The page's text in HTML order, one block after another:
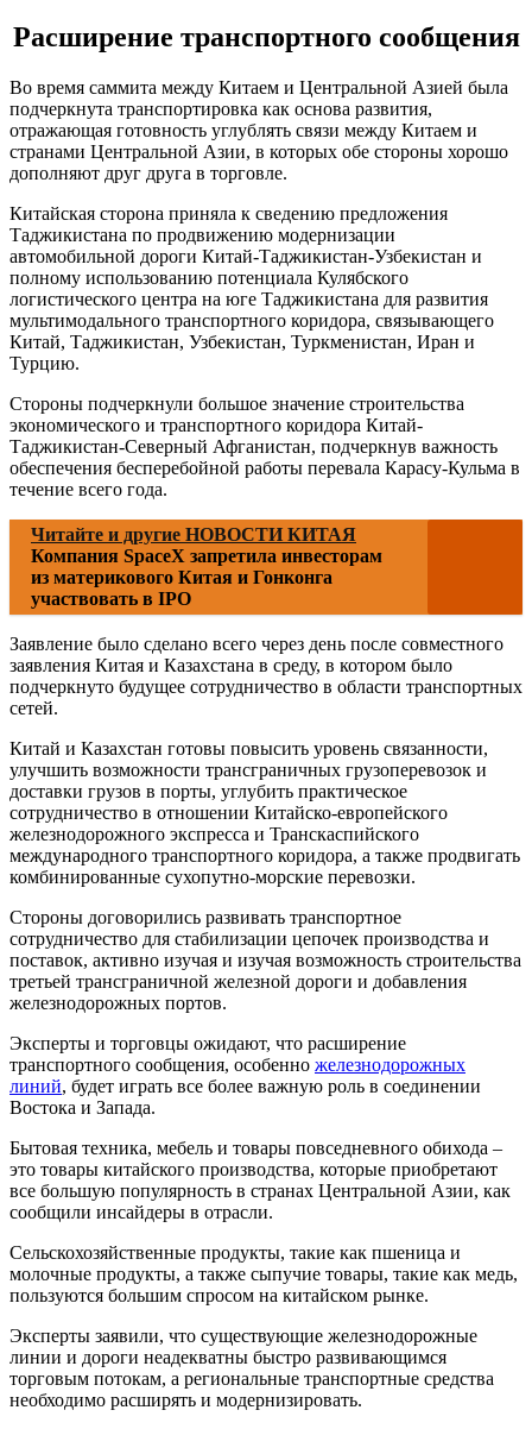
Расширение транспортного сообщения
Во время саммита между Китаем и Центральной Азией была
подчеркнута транспортировка как основа развития,
отражающая готовность углублять связи между Китаем и
странами Центральной Азии, в которых обе стороны хорошо
дополняют друг друга в торговле.
Китайская сторона приняла к сведению предложения
Таджикистана по продвижению модернизации
автомобильной дороги Китай-Таджикистан-Узбекистан и
полному использованию потенциала Кулябского
логистического центра на юге Таджикистана для развития
мультимодального транспортного коридора, связывающего
Китай, Таджикистан, Узбекистан, Туркменистан, Иран и
Турцию.
Стороны подчеркнули большое значение строительства
экономического и транспортного коридора Китай-
Таджикистан-Северный Афганистан, подчеркнув важность
обеспечения бесперебойной работы перевала Карасу-Кульма в
течение всего года.
Читайте и другие НОВОСТИ КИТАЯ
Компания SpaceX запретила инвесторам
из материкового Китая и Гонконга
участвовать в IPO
Заявление было сделано всего через день после совместного
заявления Китая и Казахстана в среду, в котором было
подчеркнуто будущее сотрудничество в области транспортных
сетей.
Китай и Казахстан готовы повысить уровень связанности,
улучшить возможности трансграничных грузоперевозок и
доставки грузов в порты, углубить практическое
сотрудничество в отношении Китайско-европейского
железнодорожного экспресса и Транскаспийского
международного транспортного коридора, а также продвигать
комбинированные сухопутно-морские перевозки.
Стороны договорились развивать транспортное
сотрудничество для стабилизации цепочек производства и
поставок, активно изучая и изучая возможность строительства
третьей трансграничной железной дороги и добавления
железнодорожных портов.
Эксперты и торговцы ожидают, что расширение
транспортного сообщения, особенно железнодорожных
линий, будет играть все более важную роль в соединении
Востока и Запада.
Бытовая техника, мебель и товары повседневного обихода –
это товары китайского производства, которые приобретают
все большую популярность в странах Центральной Азии, как
сообщили инсайдеры в отрасли.
Сельскохозяйственные продукты, такие как пшеница и
молочные продукты, а также сыпучие товары, такие как медь,
пользуются большим спросом на китайском рынке.
Эксперты заявили, что существующие железнодорожные
линии и дороги неадекватны быстро развивающимся
торговым потокам, а региональные транспортные средства
необходимо расширять и модернизировать.